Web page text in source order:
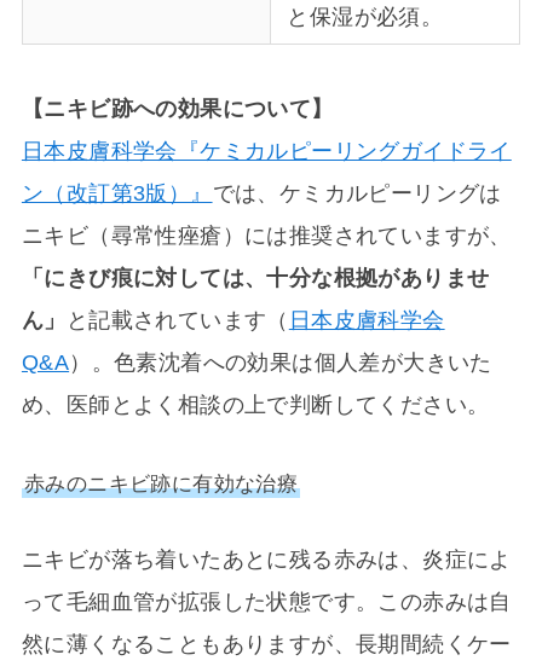
と保湿が必須。
【ニキビ跡への効果について】
日本皮膚科学会『ケミカルピーリングガイドライ
ン（改訂第3版）』 では、ケミカルピーリングは
ニキビ（尋常性痤瘡）には推奨されていますが、
「にきび痕に対しては、十分な根拠がありませ
ん」
と記載されています（ 日本皮膚科学会
Q&A）。色素沈着への効果は個人差が大きいた
め、医師とよく相談の上で判断してください。
赤みのニキビ跡に有効な治療
ニキビが落ち着いたあとに残る赤みは、炎症によ
って毛細血管が拡張した状態です。この赤みは自
然に薄くなることもありますが、長期間続くケー